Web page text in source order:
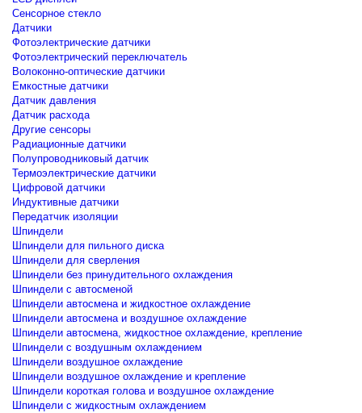
Сенсорное стекло
Датчики
Фотоэлектрические датчики
Фотоэлектрический переключатель
Волоконно-оптические датчики
Емкостные датчики
Датчик давления
Датчик расхода
Другие сенсоры
Радиационные датчики
Полупроводниковый датчик
Термоэлектрические датчики
Цифровой датчики
Индуктивные датчики
Передатчик изоляции
Шпиндели
Шпиндели для пильного диска
Шпиндели для сверления
Шпиндели без принудительного охлаждения
Шпиндели с автосменой
Шпиндели автосмена и жидкостное охлаждение
Шпиндели автосмена и воздушное охлаждение
Шпиндели автосмена, жидкостное охлаждение, крепление
Шпиндели с воздушным охлаждением
Шпиндели воздушное охлаждение
Шпиндели воздушное охлаждение и крепление
Шпиндели короткая голова и воздушное охлаждение
Шпиндели с жидкостным охлаждением